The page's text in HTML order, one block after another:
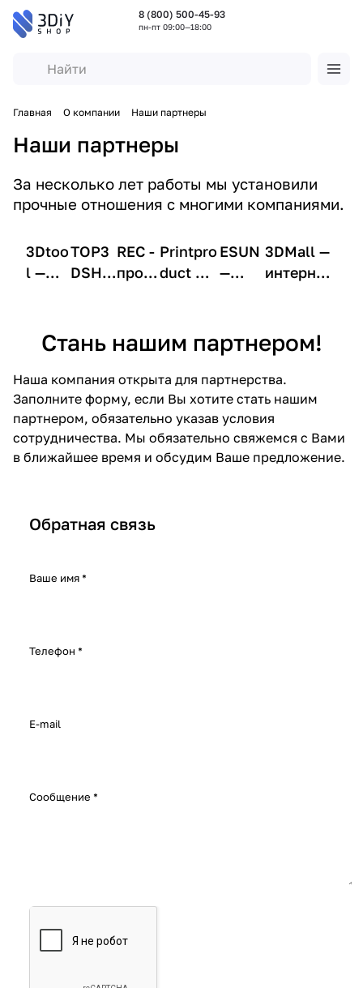
8 (800) 500-45-93
пн-пт 09:00—18:00
Главная О компании Наши партнеры
Наши партнеры
За несколько лет работы мы установили
прочные отношения с многими компаниями.
3Dtoo
l —
обору
дован
ия
для
3D-
печат
и
TOP3
DSHO
ратор
и
магаз
ин
3D-
принт
еров
REC -
прои
матер
иалов
для
3D-
печат
и
Printpro
duct —
произв
одитель
пластик
а для
3D-
печати
ESUN
—
ель
матер
иалов
для
3D-
печат
и
3DMall —
интернет-
принтеро
в, 3D-
сканеров
и другого
оборудов
ания
Стань нашим партнером!
Наша компания открыта для партнерства.
Заполните форму, если Вы хотите стать нашим
партнером, обязательно указав условия
сотрудничества. Мы обязательно свяжемся с Вами
в ближайшее время и обсудим Ваше предложение.
Обратная связь
Ваше имя *
Телефон *
E-mail
Сообщение *